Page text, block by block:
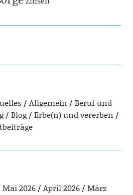
Allgemein
Beruf und
Blog
Erbe(n) und vererben
Mai 2026 April 2026
März